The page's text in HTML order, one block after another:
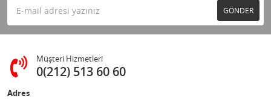
GÖNDER
Müşteri Hizmetleri
0(212) 513 60 60
Adres